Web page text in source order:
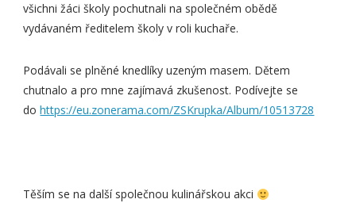
všichni žáci školy pochutnali na společném obědě
vydávaném ředitelem školy v roli kuchaře.
Podávali se plněné knedlíky uzeným masem. Dětem
chutnalo a pro mne zajímavá zkušenost. Podívejte se
dohttps://eu.zonerama.com/ZSKrupka/Album/10513728
Těším se na další společnou kulinářskou akci